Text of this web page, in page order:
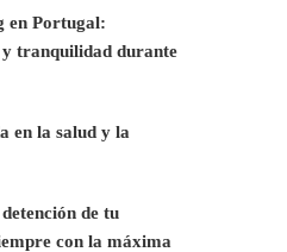
en Portugal:
tranquilidad durante
en la salud y la
de tu
con la máxima